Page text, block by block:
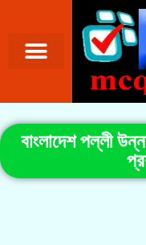
বাংলাদেশ পল্লী